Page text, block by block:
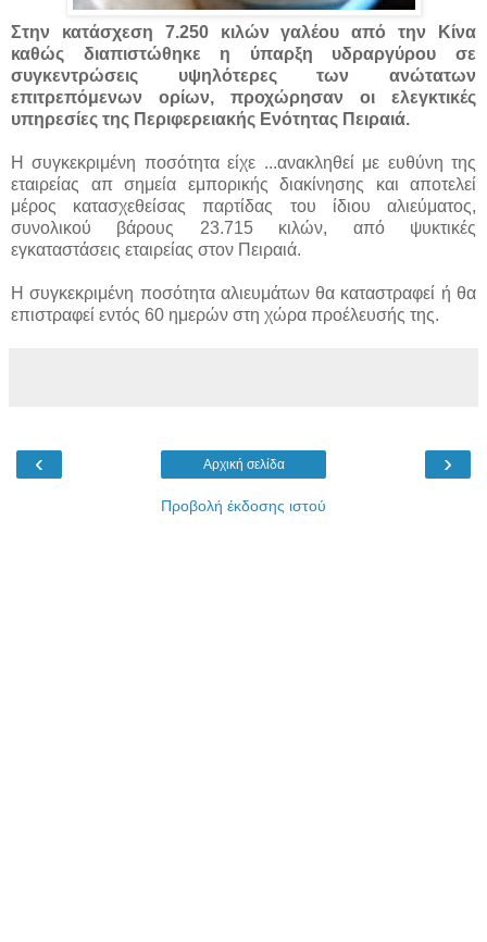
Στην κατάσχεση 7.250 κιλών γαλέου από την Κίνα
καθώς διαπιστώθηκε η ύπαρξη υδραργύρου σε
συγκεντρώσεις υψηλότερες των ανώτατων
επιτρεπόμενων ορίων, προχώρησαν οι ελεγκτικές
υπηρεσίες της Περιφερειακής Ενότητας Πειραιά.
Η συγκεκριμένη ποσότητα είχε ...ανακληθεί με ευθύνη της
εταιρείας απ σημεία εμπορικής διακίνησης και αποτελεί
μέρος κατασχεθείσας παρτίδας του ίδιου αλιεύματος,
συνολικού βάρους 23.715 κιλών, από ψυκτικές
εγκαταστάσεις εταιρείας στον Πειραιά.
Η συγκεκριμένη ποσότητα αλιευμάτων θα καταστραφεί ή θα
επιστραφεί εντός 60 ημερών στη χώρα προέλευσής της.
‹ ›
Αρχική σελίδα
Προβολή έκδοσης ιστού